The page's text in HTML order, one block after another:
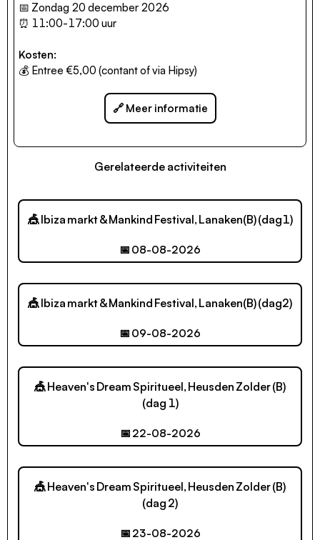
📅 Zondag 20 december 2026
⏰ 11:00-17:00 uur
Kosten:
💰 Entree €5,00 (contant of via Hipsy)
🔗 Meer informatie
Gerelateerde activiteiten
🎪 Ibiza markt & Mankind Festival, Lanaken(B) (dag1)
📅 08-08-2026
🎪 Ibiza markt & Mankind Festival, Lanaken(B) (dag2)
📅 09-08-2026
🎪 Heaven's Dream Spiritueel, Heusden Zolder (B)
(dag 1)
📅 22-08-2026
🎪 Heaven's Dream Spiritueel, Heusden Zolder (B)
(dag 2)
📅 23-08-2026